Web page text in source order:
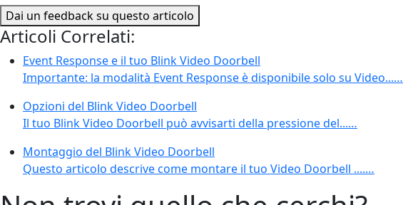
Dai un feedback su questo articolo
Articoli Correlati:
Event Response e il tuo Blink Video Doorbell
Importante: la modalità Event Response è disponibile solo su Video...…
Opzioni del Blink Video Doorbell
Il tuo Blink Video Doorbell può avvisarti della pressione del...…
Montaggio del Blink Video Doorbell
Questo articolo descrive come montare il tuo Video Doorbell ....…